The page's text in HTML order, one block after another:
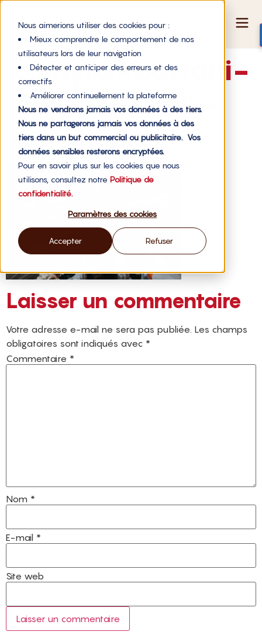
Nous aimerions utiliser des cookies pour :
Mieux comprendre le comportement de nos
utilisateurs lors de leur navigation
Détecter et anticiper des erreurs et des
correctifs
Améliorer continuellement la plateforme
Nous ne vendrons jamais vos données à des tiers.
Nous ne partagerons jamais vos données à des
tiers dans un but commercial ou publicitaire. Vos
données sensibles resterons encryptées.
Pour en savoir plus sur les cookies que nous
utilisons, consultez notre Politique de
confidentialité.
Paramètres des cookies
Accepter Refuser
camylla-battani-
ABVE1cyT7hk-
unsplash
Laisser un commentaire
Votre adresse e-mail ne sera pas publiée. Les champs
obligatoires sont indiqués avec *
Commentaire *
Nom *
E-mail *
Site web